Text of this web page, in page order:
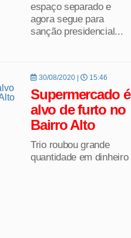
espaço separado e
agora segue para
sanção presidencial...
30/08/2020 | 15:46
Supermercado é
alvo de furto no
Bairro Alto
Trio roubou grande
quantidade em dinheiro